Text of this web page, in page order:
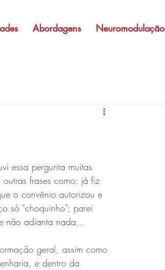
Abordagens Neuromodulação
essa pergunta muitas
frases como: já fiz
o convênio autorizou e
só "choquinho"; parei
não adianta nada...
geral, assim como
e dentro da